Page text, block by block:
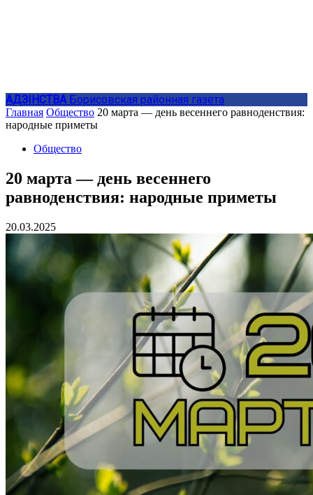
АДЗIНСТВА Борисовская районная газета
Главная Общество 20 марта — день весеннего равноденствия:
народные приметы
Общество
20 марта — день весеннего
равноденствия: народные приметы
20.03.2025